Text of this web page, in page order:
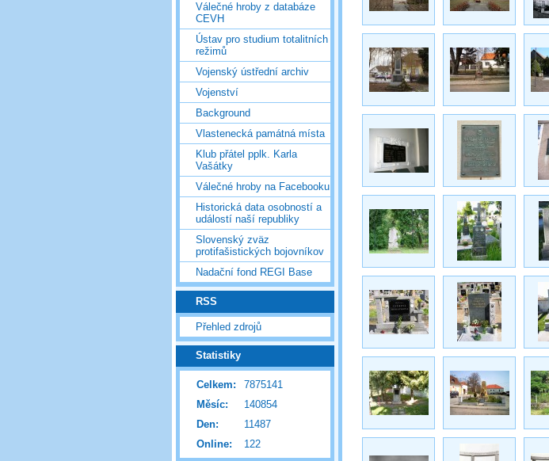
Válečné hroby z databáze
CEVH
Ústav pro studium totalitních
režimů
Vojenský ústřední archiv
Vojenství
Background
Vlastenecká památná místa
Klub přátel pplk. Karla
Vašátky
Válečné hroby na Facebooku
Historická data osobností a
událostí naší republiky
Slovenský zväz
protifašistických bojovníkov
Nadační fond REGI Base
RSS
Přehled zdrojů
Statistiky
Online: 122
Celkem:
7875141
Měsíc:
140854
Den:
11487